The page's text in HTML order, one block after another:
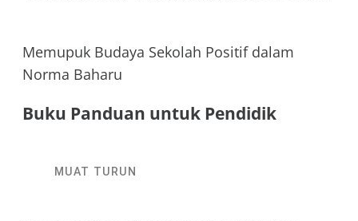
Memupuk Budaya Sekolah Positif dalam
Norma Baharu
Buku Panduan untuk Pendidik
MUAT TURUN